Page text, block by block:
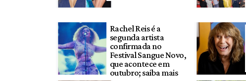
Rachel Reis é a
segunda artista
confirmada no
Festival Sangue Novo,
que acontece em
outubro; saiba mais